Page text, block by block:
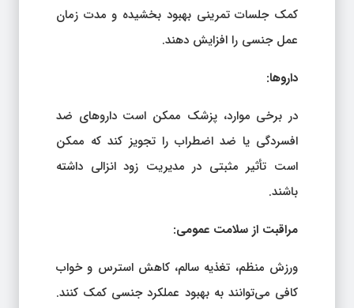
کمک جلسات تمرینی بهبود بخشیده و مدت زمان
عمل جنسی را افزایش دهند.
داروها:
در برخی موارد، پزشک ممکن است داروهای ضد
افسردگی یا ضد اضطراب را تجویز کند که ممکن
است تأثیر مثبتی در مدیریت زود انزالی داشته
باشند.
مراقبت از سلامت عمومی:
ورزش منظم، تغذیه سالم، کاهش استرس و خواب
کافی می‌توانند به بهبود عملکرد جنسی کمک کنند.